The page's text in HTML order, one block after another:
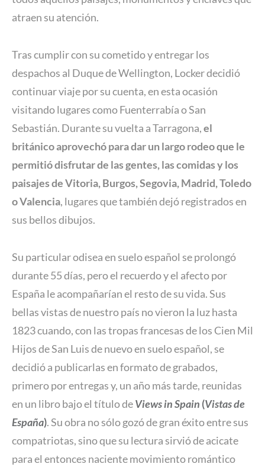
atraen su atención.
Tras cumplir con su cometido y entregar los
despachos al Duque de Wellington, Locker decidió
continuar viaje por su cuenta, en esta ocasión
visitando lugares como Fuenterrabía o San
Sebastián. Durante su vuelta a Tarragona,el
británico aprovechó para dar un largo rodeo que le
permitió disfrutar de las gentes, las comidas y los
paisajes de Vitoria, Burgos, Segovia, Madrid, Toledo
o Valencia, lugares que también dejó registrados en
sus bellos dibujos.
Su particular odisea en suelo español se prolongó
durante 55 días, pero el recuerdo y el afecto por
España le acompañarían el resto de su vida. Sus
bellas vistas de nuestro país no vieron la luz hasta
1823 cuando, con las tropas francesas de los Cien Mil
Hijos de San Luis de nuevo en suelo español, se
decidió a publicarlas en formato de grabados,
primero por entregas y, un año más tarde, reunidas
en un libro bajo el título deViews in Spain (Vistas de
España). Su obra no sólo gozó de gran éxito entre sus
compatriotas, sino que su lectura sirvió de acicate
para el entonces naciente movimiento romántico